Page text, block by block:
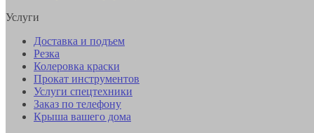
Услуги
Доставка и подъем
Резка
Колеровка краски
Прокат инструментов
Услуги спецтехники
Заказ по телефону
Крыша вашего дома